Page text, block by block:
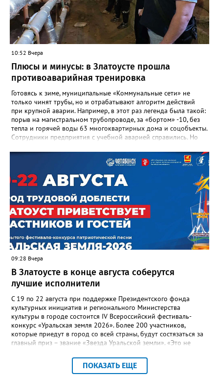
соболезнования семье Галины Ивановны выразил глава
Златоуста Олег Решетников. «Её вклад зафиксирован в
важнейших документах школы, но главное - он остался в
людях: в тех учителях, которых она поддержала, в тех
учениках, которых она вдохновила. Заслуженный учитель РФ,
«Отличник народного просвещения», обладатель медали «За
доблестный труд», Галина Ивановна оставила не только
награды и документы, но и работающий, живой механизм
школы, который продолжает жить её принципами», - говорится
в некрологе.
10:52 Вчера
Плюсы и минусы: в Златоусте прошла
противоаварийная тренировка
Готовясь к зиме, муниципальные «Коммунальные сети» не
только чинят трубы, но и отрабатывают алгоритм действий
при крупной аварии. Например, в этот раз легенда была такой:
порыв на магистральном трубопроводе, за «бортом» -10, без
тепла и горячей воды 63 многоквартирных дома и соцобъекты.
Сотрудники предприятия с учебной аварией справились. Но
отметили и недочёты. «Например, управляющие компании
несвоевременно приняли меры для предотвращения
“перемерзания” общей домовой тепловой сети
многоквартирного дома, отсутствовало взаимодействие с
ресурсоснабжающей организацией, ЕДДС и иными службами»,
— сообщила начальник Главного управления ГЖИ Ирина
Настенко. В следующий раз, рекомендовали в
Госжилинспекции, службы должны действовать слаженно. И
оперативно делиться информацией со всеми
заинтересованными – от поставщика тепла до конечных
потребителей.
09:28 Вчера
В Златоусте в конце августа соберутся
лучшие исполнители
С 19 по 22 августа при поддержке Президентского фонда
культурных инициатив и регионального Министерства
культуры в городе состоится IV Всероссийский фестиваль-
конкурс «Уральская земля 2026». Более 200 участников,
которые приедут в город со всей страны, будут состязаться за
главный приз – звание «Звезда Уральской земли». «Это не
прослушивания участников, мастер-классы от ведущих
наставников, выступления победителей прошлых лет и
ПОКАЗАТЬ ЕЩЕ